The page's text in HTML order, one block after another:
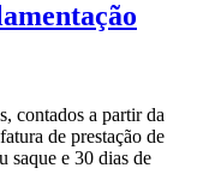
contados a partir da
de prestação de
saque e 30 dias de